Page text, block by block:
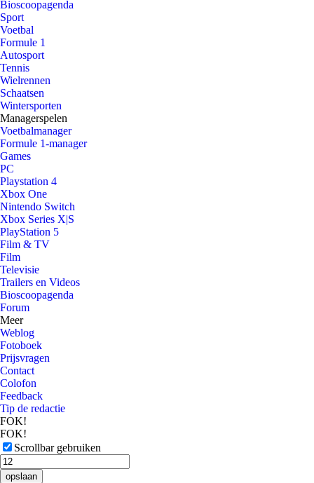
Bioscoopagenda
Sport
Voetbal
Formule 1
Autosport
Tennis
Wielrennen
Schaatsen
Wintersporten
Managerspelen
Voetbalmanager
Formule 1-manager
Games
PC
Playstation 4
Xbox One
Nintendo Switch
Xbox Series X|S
PlayStation 5
Film & TV
Film
Televisie
Trailers en Videos
Bioscoopagenda
Forum
Meer
Weblog
Fotoboek
Prijsvragen
Contact
Colofon
Feedback
Tip de redactie
FOK!
FOK!
Scrollbar gebruiken
opslaan